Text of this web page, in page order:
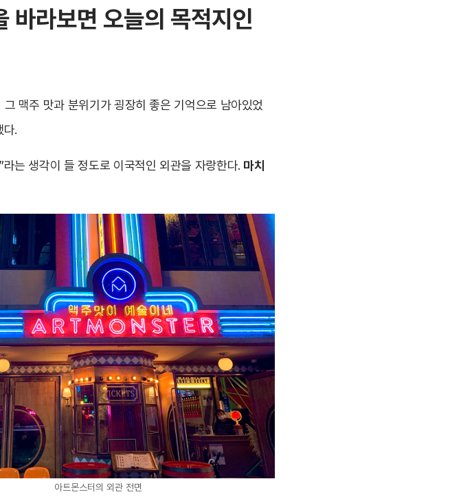
바라보면 오늘의 목적지인
맥주 맛과 분위기가 굉장히 좋은 기억으로 남아있었
다.
는 생각이 들 정도로 이국적인 외관을 자랑한다. 마치
아트몬스터의 외관 전면